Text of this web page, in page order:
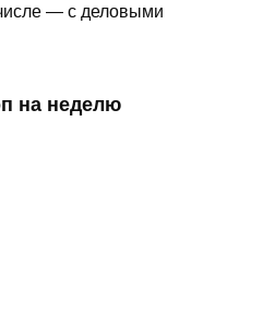
— с деловыми
на неделю